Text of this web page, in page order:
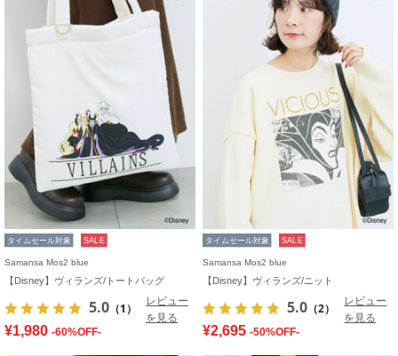
タイムセール対象 SALE
Samansa Mos2 blue
【Disney】ヴィランズ/トートバッグ
5.0 （1）
レビュー
を見る
¥1,980 -60%OFF-
タイムセール対象 SALE
Samansa Mos2 blue
【Disney】ヴィランズ/ニット
5.0 （2）
レビュー
を見る
¥2,695 -50%OFF-